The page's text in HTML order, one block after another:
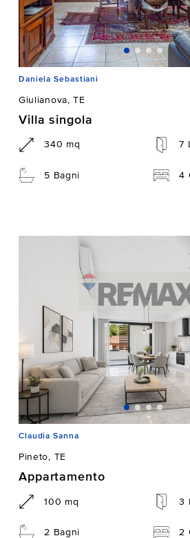
Daniela Sebastiani
Giulianova, TE
Villa singola
340 mq 7
5 Bagni 4
Claudia Sanna
Pineto, TE
Appartamento
100 mq 3
2 Bagni 2